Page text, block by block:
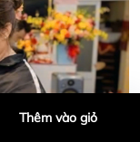
ỦNG HỘ
PHỐI CÁC
Thêm vào giỏ